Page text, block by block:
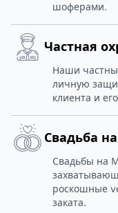
шоферами.
Частная
Наши
личную
клиента и
Свадьба
Свадьбы на
роскошные
заката.